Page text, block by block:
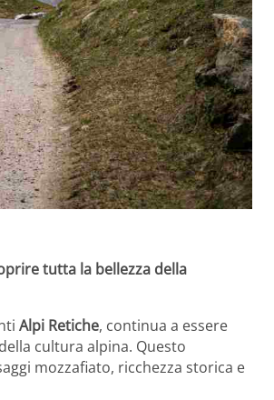
tutta la bellezza della
Alpi Retiche, continua a essere
cultura alpina. Questo
mozzafiato, ricchezza storica e